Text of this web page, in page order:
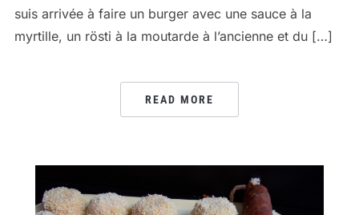
suis arrivée à faire un burger avec une sauce à la
myrtille, un rösti à la moutarde à l’ancienne et du […]
READ MORE